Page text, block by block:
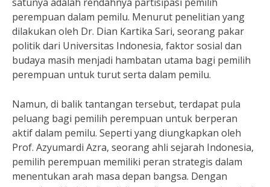
perempuan dalam pemilu. Menurut penelitian yang
dilakukan oleh Dr. Dian Kartika Sari, seorang pakar
politik dari Universitas Indonesia, faktor sosial dan
budaya masih menjadi hambatan utama bagi pemilih
perempuan untuk turut serta dalam pemilu.
Namun, di balik tantangan tersebut, terdapat pula
peluang bagi pemilih perempuan untuk berperan
aktif dalam pemilu. Seperti yang diungkapkan oleh
Prof. Azyumardi Azra, seorang ahli sejarah Indonesia,
pemilih perempuan memiliki peran strategis dalam
menentukan arah masa depan bangsa. Dengan